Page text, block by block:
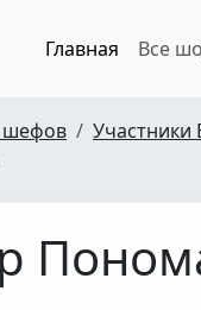
Главная Все
шефов
Участники